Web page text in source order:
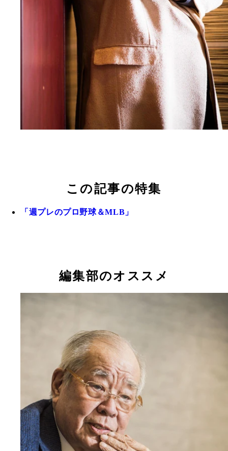
この記事の特集
「週プレのプロ野球＆MLB」
編集部のオススメ